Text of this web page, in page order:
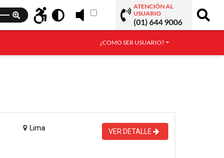
ATENCIÓN AL
USUARIO
(01) 644 9006
¿COMO SER USUARIO?
Lima VER DETALLE